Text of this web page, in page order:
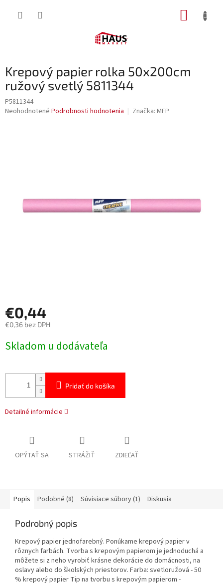
Krepový papier rolka 50x200cm
ružový svetlý 5811344
P5811344
Priemerné
Neohodnotené Podrobnosti hodnotenia Značka: MFP
€0,44
€0,36 bez DPH
cena:
Skladom u dodávateľa
Pridať do košíka
Detailné informácie
OPÝTAŤ SA STRÁŽIŤ ZDIEĽAŤ
Popis Podobné (8) Súvisiace súbory (1) Diskusia
Podrobný popis
Krepový papier jednofarebný. Ponúkame krepový papier v
rôznych farbách. Tvorba s krepovým papierom je jednoduchá a
môžete si z neho vyrobiť krásne dekorácie do domácnosti, na
oslavy alebo do školských priestorov. Farba: svetloružová - 50
% krepový papier Tip na tvorbu s krepovým papierom -